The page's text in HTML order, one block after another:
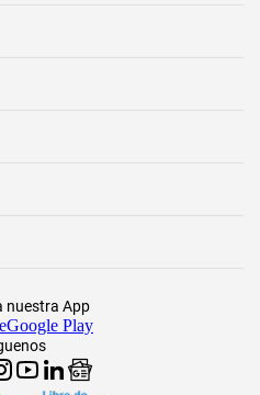
nuestra App
Google Play